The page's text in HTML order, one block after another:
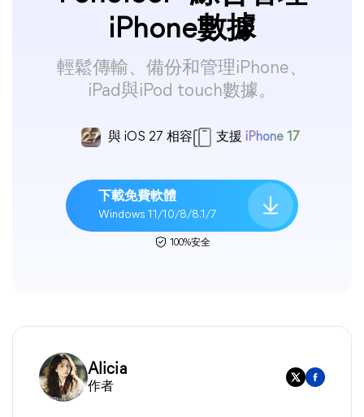
iPhone數據
輕鬆傳輸、備份和管理iPhone、
iPad與iPod touch數據。
與 iOS 27 相容 支援 iPhone 17
下載免費軟體
Windows 11/10/8/8.1/7
100%安全
Alicia
作者